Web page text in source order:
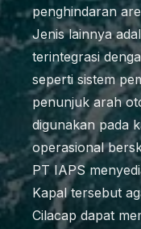
penghindaran
Jenis lainnya
terintegrasi
seperti sistem
penunjuk arah
digunakan pada
operasional
PT IAPS
Kapal tersebut
Cilacap dapat